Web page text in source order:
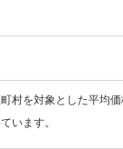
村を対象とした平均価
います。